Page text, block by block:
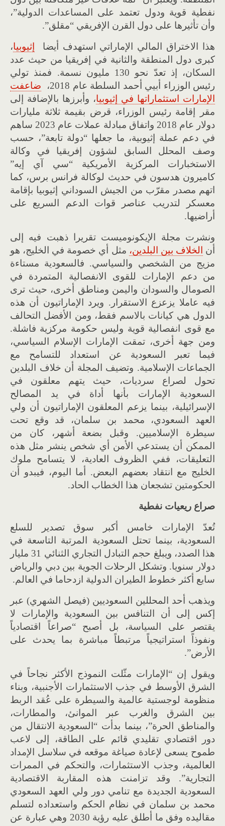
نفطية قوية ودول تعتمد على المساعدات الدولية”،
وأن تأثيرها على دول القرن الإفريقي “مقلق”.
هذا الاختراق المالي الإماراتي استهدف أيضا
إثيوبيا،
كبرى دول المنطقة والثانية في إفريقيا من حيث عدد
السكان، إذ تعدّ نحو 130 مليون نسمة. فمنذ تولي
رئيس الوزراء أبيي أحمد السلطة عام 2018،
ضاعفت
الإمارات استثماراتها في إثيوبيا، وأبرزها بالإضافة إلى
مقر إقامة رئيس الوزراء، قرض بقيمة ثلاثة مليارات
دولار عام 2018 واتفاق مبادلة عملات عام 2023 ساهم
في دعم عملة إثيوبية، ما جعلها “دولة تابعة”، حسب
وصف المحلل السابق لشؤون إفريقيا في وكالة
الاستخبارات المركزية الأمريكية “سي آي إيه”
كاميرون هدسون في حديث لوكالة فرانس برس، كما
اتهم مصدر مقرّب من الجيش السوداني إثيوبيا بإقامة
معسكر لتدريب عناصر قوات الدعم السريع على
أراضيها.
ونشرت مجلة الإيكونوميست تقريرا ذهبت فيه إلى
أن
الخلاف بين البلدين، مثل أي خصومة في الخليج، هو
مزيج من الشخصي والسياسي. فالسعودية مستاءة
من دعم الإمارات للقوى الانفصالية المتمردة في
الصومال والسودان واليمن ومناطق أخرى، حيث ترى
فيه عاملا يزعزع الاستقرار. ويرد الإماراتيون أن هذه
الدول هي كيانات بالاسم فقط، ومن الأفضل التحالف
مع قوى انفصالية قوية وليس حكومة مركزية فاشلة.
ومن جهة أخرى، تمقت الإمارات الإسلام السياسي،
فيما تعبر السعودية عن استعداد للتسامح مع
الجماعات الإسلامية. وتضيف المجلة أن خلاف البلدين
تحول لصراع سرديات، حيث يتهم معلقون في
السعودية الإمارات بأنها أداة في يد المصالح
الإسرائيلية، بينما يزعم المعلقون الإماراتيون أن ولي
العهد السعودي، محمد بن سلمان، قد وقع تحت
سيطرة الإسلاميين. وقبل بضعة أشهر، كان من
الممكن أن يستدعي الأمن أي شخص ينشر مثل هذه
التعليقات، ففي الظروف العادية، لا يتسامح ملوك
الخليج مع انتقاد بعضهم البعض. أما اليوم، فيبدو أن
الحكومتين تشجعان هذا الخطاب الحاد.
صراع ريعيات نفطية
تُعدّ الإمارات خامس أكبر سوق تصدير للسلع
السعودية، بينما تحتل السعودية المرتبة التاسعة في
هذا الصدد، ويبلغ حجم التبادل التجاري الثنائي 31 مليار
دولار سنويا. وتشكل الرحلات الجوية بين دبي والرياض
سابع أكثر خطوط الطيران الدولية ازدحاما في العالم.
ويذهب أحد المحللين السعوديين (فيصل الشهري) عبر
إكس إلى أن التنافس بين السعودية والإمارات لا
يقتصر على السياسة، بل أصبح “صراعاً اقتصادياً
ونفوذاً استراتيجياً مرتبطاً مباشرة بما يحدث على
الأرض”.
ويقول إن “الإمارات مثّلت النموذج الأكثر نجاحاً في
الشرق الأوسط في جذب الاستثمارات الأجنبية، وبناء
منظومة لوجستية عالمية والسيطرة على عُقد الربط
بين الشرق والغرب عبر الموانئ، والمطارات،
والمناطق الحرة”، بينما بدأت “السعودية الانتقال من
دور اقتصادي تقليدي قائم على الطاقة، إلى لاعب
طموح يسعى لإعادة صياغة موقعه في سلاسل الإمداد
العالمية، وجذب الاستثمارات، والتحكم في الممرات
التجارية”. وقد تزامنت هذه المقاربة الاقتصادية
السعودية الجديدة مع تنامي دور ولي العهد السعودي
محمد بن سلمان في نظام الحكم واستعداده لتسلم
مقاليده وفق ما أطلق عليه رؤية 2030 وهي عبارة عن